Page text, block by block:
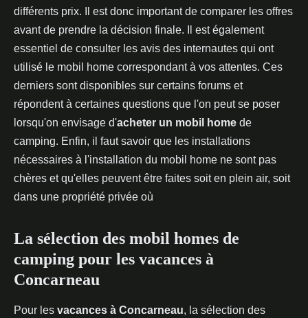
différents prix. Il est donc important de comparer les offres
avant de prendre la décision finale. Il est également
essentiel de consulter les avis des internautes qui ont
utilisé le mobil home correspondant à vos attentes. Ces
derniers sont disponibles sur certains forums et
répondent à certaines questions que l'on peut se poser
lorsqu'on envisage d'acheter un mobil home de
camping. Enfin, il faut savoir que les installations
nécessaires à l'installation du mobil home ne sont pas
chères et qu'elles peuvent être faites soit en plein air, soit
dans une propriété privée où
La sélection des mobil homes de
camping pour les vacances à
Concarneau
Pour les vacances à Concarneau, la sélection des